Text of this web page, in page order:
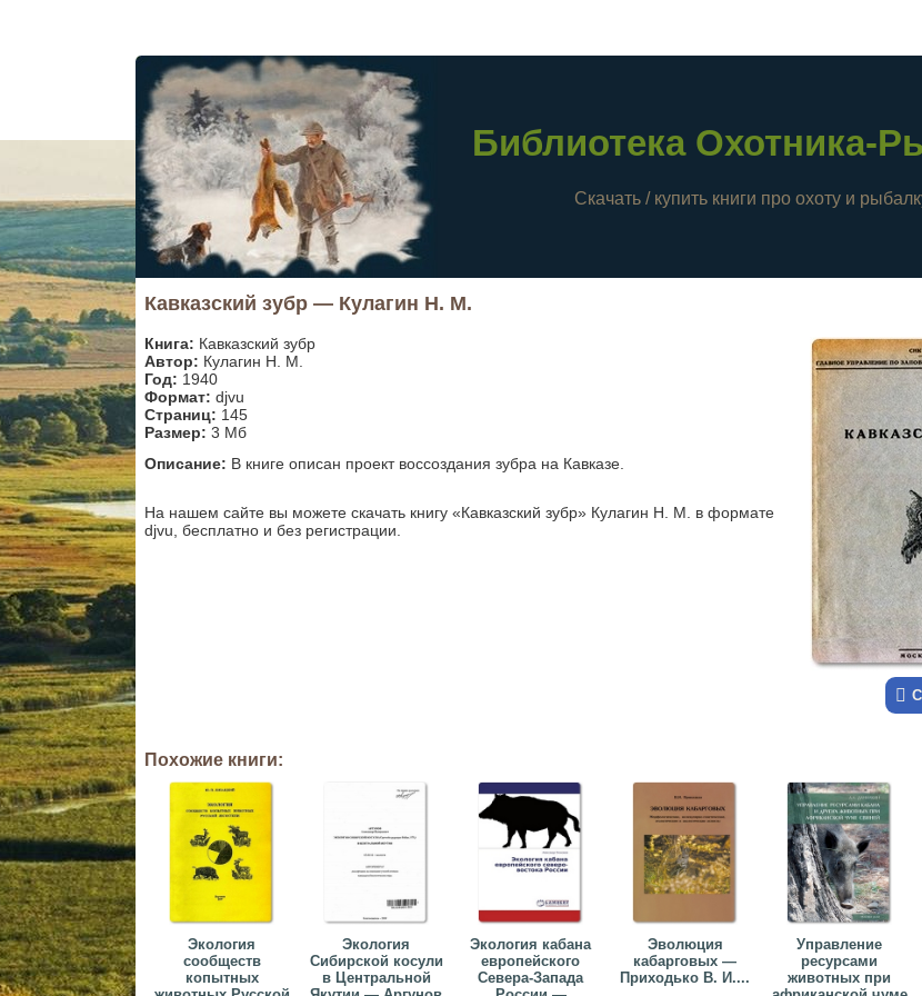
Библиотека Охотника-
Скачать / купить книги про охоту и
Кавказский зубр — Кулагин Н. М.
Книга: Кавказский зубр
Автор: Кулагин Н. М.
Год: 1940
Формат: djvu
Страниц: 145
Размер: 3 Мб
Описание: В книге описан проект воссоздания зубра на Кавказе.
На нашем сайте вы можете скачать книгу «Кавказский зубр» Кулагин Н. М. в формате
djvu, бесплатно и без регистрации.
Похожие книги:
Экология
сообществ
копытных
Экология
Сибирской косули
в Центральной
Экология кабана
европейского
Севера-Запада
Эволюция
кабарговых —
Приходько В. И....
Управление
ресурсами
животных при